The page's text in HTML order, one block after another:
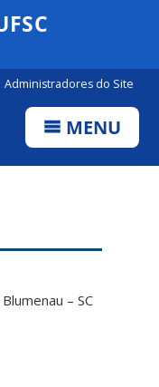
Canais
Administradores do Site
MENU
– SC